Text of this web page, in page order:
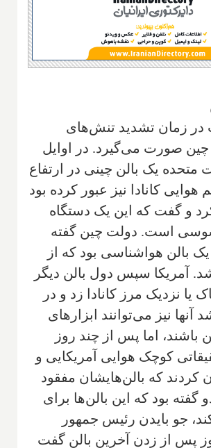
در زمان تشدید تنش‌های
چین صورت می‌گیرد. در اوایل
متحده یک بالن چینی در ارتفاع
هوایی کانادا نیز عبور کرده بود
و گفت که این یک دستگاه
است. دولت چین گفته
بالن هواشناسی بود که از
آمریکا سپس دول بالن دیگر
یا نزدیک مرز کانادا زد و در
آنها نیز می‌توانند ابزارهای
اما پس از چند روز
کوچک هوایی آمریکایی و
کردند که بالن‌هایشان مفقود
گفته بود که این بالن‌ها برای
جو بایدن رئیس جمهور
پس از زدن آخرین بالن گفت